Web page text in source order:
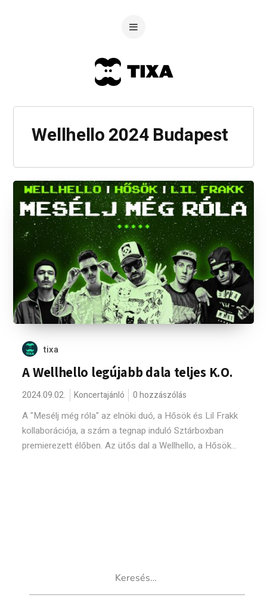
Wellhello 2024 Budapest
tixa
A Wellhello legújabb dala teljes K.O.
2024.09.02. Koncertajánló 0 hozzászólás
A "Mesélj még róla" az elnöki duó, a Hősök és Lil Frakk
kollaborációja, a szám a tegnap induló Sztárboxban
premierezett élőben. Az ütős dal a Wellhello, a Hősök...